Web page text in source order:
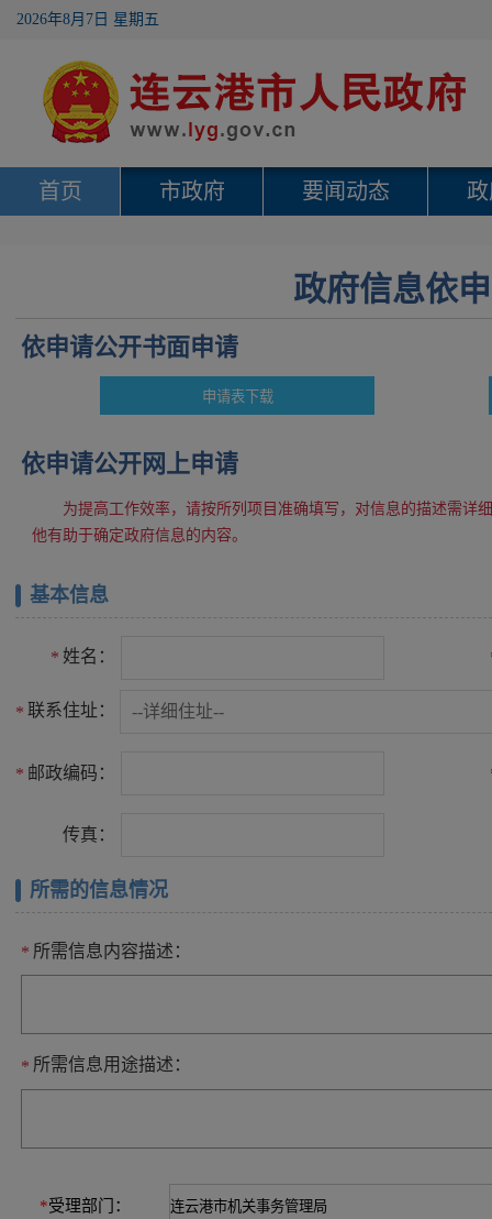
2026年8月7日 星期五
首页 市政府 要闻动态
政府信息依
依申请公开书面申请
依申请公开网上申请
为提高工作效率，请按所列项目准确填写，对信息的描述需详
他有助于确定政府信息的内容。
基本信息
* 姓名：
* 联系住址：
* 邮政编码：
传真：
所需的信息情况
* 所需信息内容描述：
* 所需信息用途描述：
*受理部门：